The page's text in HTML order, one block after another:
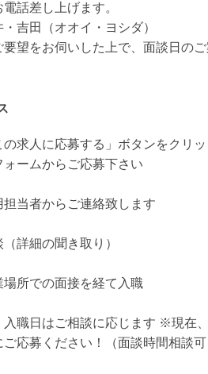
話差し上げます。
吉田（オオイ・ヨシダ）
要望をお伺いした上で、面談日の
の求人に応募する」ボタンをクリ
ォームからご応募下さい
担当者からご連絡致します
（詳細の聞き取り）
場所での面接を経て入職
職日はご相談に応じます ※現在
ご応募ください！（面談時間相談